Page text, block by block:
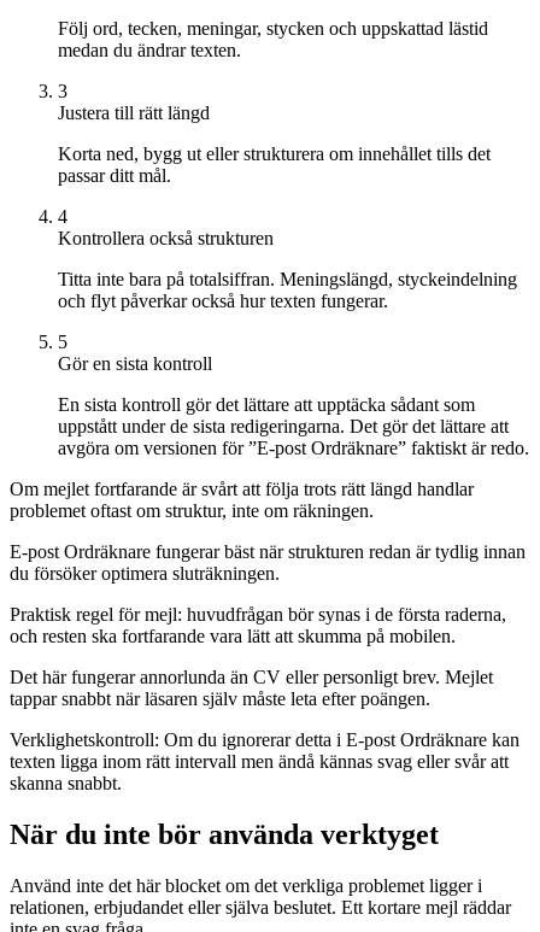
Följ ord, tecken, meningar, stycken och uppskattad lästid
medan du ändrar texten.
3
Justera till rätt längd
Korta ned, bygg ut eller strukturera om innehållet tills det
passar ditt mål.
4
Kontrollera också strukturen
Titta inte bara på totalsiffran. Meningslängd, styckeindelning
och flyt påverkar också hur texten fungerar.
5
Gör en sista kontroll
En sista kontroll gör det lättare att upptäcka sådant som
uppstått under de sista redigeringarna. Det gör det lättare att
avgöra om versionen för ”E-post Ordräknare” faktiskt är redo.
Om mejlet fortfarande är svårt att följa trots rätt längd handlar
problemet oftast om struktur, inte om räkningen.
E-post Ordräknare fungerar bäst när strukturen redan är tydlig innan
du försöker optimera sluträkningen.
Praktisk regel för mejl: huvudfrågan bör synas i de första raderna,
och resten ska fortfarande vara lätt att skumma på mobilen.
Det här fungerar annorlunda än CV eller personligt brev. Mejlet
tappar snabbt när läsaren själv måste leta efter poängen.
Verklighetskontroll: Om du ignorerar detta i E-post Ordräknare kan
texten ligga inom rätt intervall men ändå kännas svag eller svår att
skanna snabbt.
När du inte bör använda verktyget
Använd inte det här blocket om det verkliga problemet ligger i
relationen, erbjudandet eller själva beslutet. Ett kortare mejl räddar